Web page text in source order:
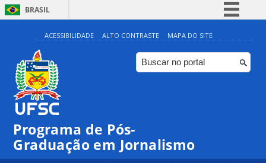
BRASIL
Simplifique!
Comunica BR
Participe
ACESSIBILIDADE ALTO CONTRASTE MAPA DO SITE
Programa de Pós-
Graduação em Jornalismo